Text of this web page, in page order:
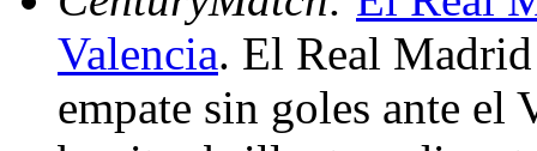
Valencia. El Real Madrid
empate sin goles ante el